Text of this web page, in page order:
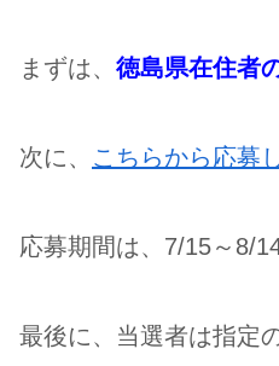
まずは、 徳島県在住者
次に、 こちらから応募
応募期間は、7/15～8/
最後に、当選者は指定